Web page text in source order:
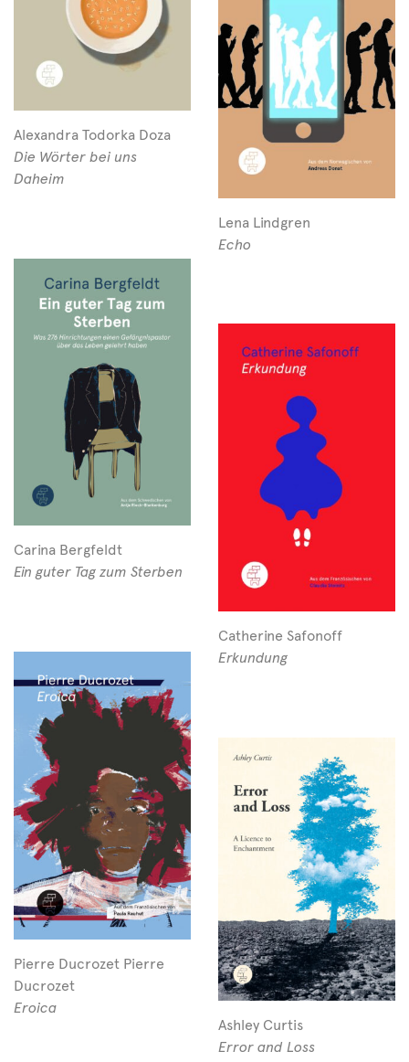
Alexandra Todorka Doza
Die Wörter bei uns
Daheim
Lena Lindgren
Echo
Carina Bergfeldt
Ein guter Tag zum Sterben
Catherine Safonoff
Erkundung
Pierre Ducrozet Pierre
Ducrozet
Eroica
Ashley Curtis
Error and Loss